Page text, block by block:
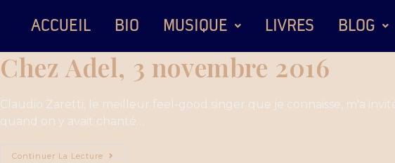
ACCUEIL BIO MUSIQUE LIVRES BLOG
Chez Adel, 3 novembre 2016
Claudio Zaretti, le meilleur feel-good singer que je connaisse, m'a
quand on y avait chanté…
Continuer La Lecture